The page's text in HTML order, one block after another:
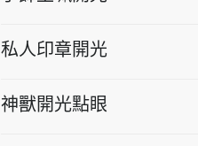
私人印章開光
神獸開光點眼